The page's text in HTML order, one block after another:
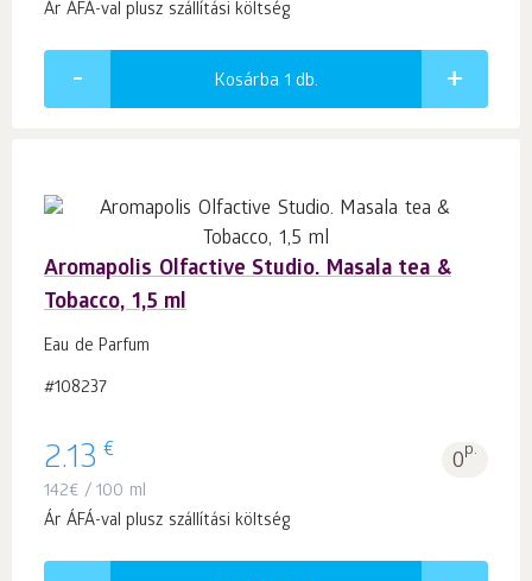
Ár ÁFÁ-val plusz szállítási költség
Kosárba 1 db.
Aromapolis Olfactive Studio. Masala tea &
Tobacco, 1,5 ml
Eau de Parfum
#108237
2.13 € 0p.
142€ / 100 ml
Ár ÁFÁ-val plusz szállítási költség